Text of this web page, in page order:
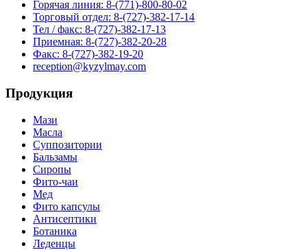
Горячая линия: 8-(771)-800-80-02
Торговый отдел: 8-(727)-382-17-14
Тел / факс: 8-(727)-382-17-13
Приемная: 8-(727)-382-20-28
Факс: 8-(727)-382-19-20
reception@kyzylmay.com
Продукция
Мази
Масла
Суппозитории
Бальзамы
Сиропы
Фито-чаи
Мед
Фито капсулы
Антисептики
Ботаника
Леденцы